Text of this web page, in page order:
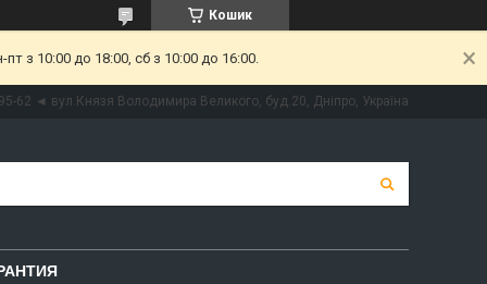
Кошик
з 10:00 до 18:00, сб з 10:00 до 16:00.
62 ◄ вул.Князя Володимира Великого, буд.20, Дніпро, Україна